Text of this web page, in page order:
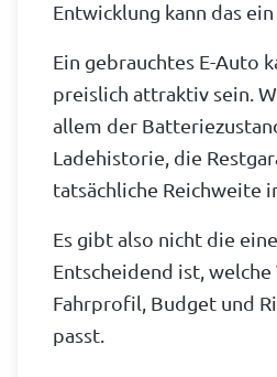
Entwicklung kann das
Ein gebrauchtes E-Auto
preislich attraktiv sein.
allem der
Ladehistorie, die
tatsächliche Reichweite
Es gibt also nicht die
Entscheidend ist, welche
Fahrprofil, Budget und
passt.